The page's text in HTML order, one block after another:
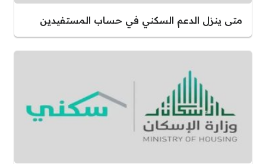
متى ينزل الدعم السكني في حساب المستفيدين